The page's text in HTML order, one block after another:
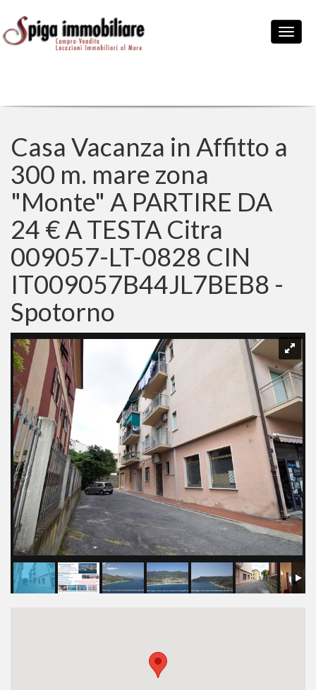
Casa Vacanza in Affitto a
300 m. mare zona
"Monte" A PARTIRE DA
24 € A TESTA Citra
009057-LT-0828 CIN
IT009057B44JL7BEB8 -
Spotorno